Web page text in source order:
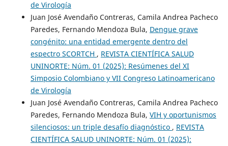
de Virología
Juan José Avendaño Contreras, Camila Andrea Pacheco
Paredes, Fernando Mendoza Bula, Dengue grave
congénito: una entidad emergente dentro del
espectro SCORTCH , REVISTA CIENTÍFICA SALUD
UNINORTE: Núm. 01 (2025): Resúmenes del XI
Simposio Colombiano y VII Congreso Latinoamericano
de Virología
Juan José Avendaño Contreras, Camila Andrea Pacheco
Paredes, Fernando Mendoza Bula, VIH y oportunismos
silenciosos: un triple desafío diagnóstico , REVISTA
CIENTÍFICA SALUD UNINORTE: Núm. 01 (2025):